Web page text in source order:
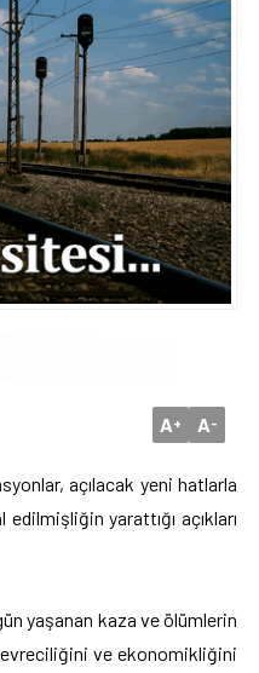
A+ A-
açılacak yeni hatlarla
yarattığı açıkları
yaşanan kaza ve ölümlerin
çevreciliğini ve ekonomikliğini